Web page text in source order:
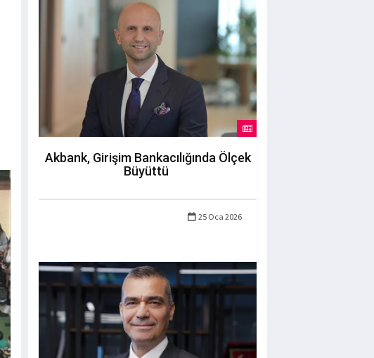
Akbank, Girişim Bankacılığında Ölçek
Büyüttü
25 Oca 2026